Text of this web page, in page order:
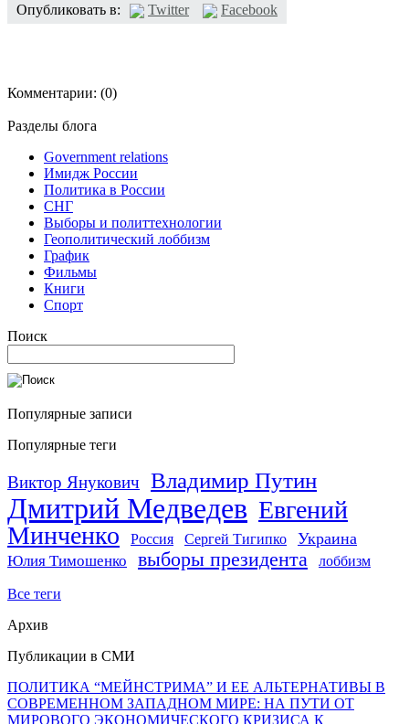
Опубликовать в: Twitter Facebook
Комментарии: (0)
Разделы блога
Government relations
Имидж России
Политика в России
СНГ
Выборы и политтехнологии
Геополитический лоббизм
График
Фильмы
Книги
Спорт
Поиск
Популярные записи
Популярные теги
Виктор Янукович Владимир Путин
Дмитрий Медведев Евгений
Минченко
Россия Сергей Тигипко Украина
Юлия Тимошенко выборы президента лоббизм
Все теги
Архив
Публикации в СМИ
ПОЛИТИКА “МЕЙНСТРИМА” И ЕЕ АЛЬТЕРНАТИВЫ В
СОВРЕМЕННОМ ЗАПАДНОМ МИРЕ: НА ПУТИ ОТ
МИРОВОГО ЭКОНОМИЧЕСКОГО КРИЗИСА К